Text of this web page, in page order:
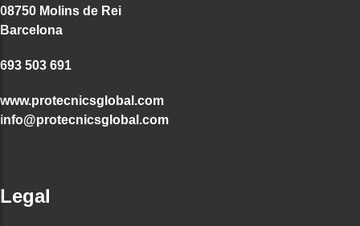
08750 Molins de Rei
Barcelona
693 503 691
www.protecnicsglobal.com
info@protecnicsglobal.com
Legal